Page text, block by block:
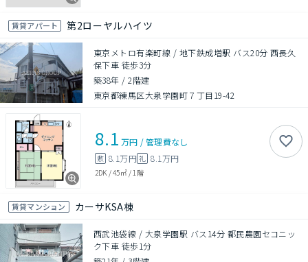
賃貸アパート 第2ローヤルハイツ
東京メトロ有楽町線 / 地下鉄成増駅 バス20分 西長久
保下車 徒歩3分
築38年 /2階建
東京都練馬区大泉学園町７丁目19-42
8.1 万円 /管理費なし
敷 8.1万円礼 8.1万円
2DK /45㎡/ 1階
賃貸マンション カーサKSA棟
西武池袋線 / 大泉学園駅 バス14分 都民農園セコニッ
ク下車 徒歩1分